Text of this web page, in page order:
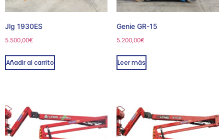
Jlg 1930ES
5.500,00€
Añadir al carrito
Genie GR-15
5.200,00€
Leer más